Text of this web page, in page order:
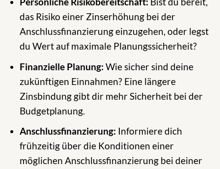
das Risiko einer Zinserhöhung bei der
Anschlussfinanzierung einzugehen, oder legst
du Wert auf maximale Planungssicherheit?
Finanzielle Planung: Wie sicher sind deine
zukünftigen Einnahmen? Eine längere
Zinsbindung gibt dir mehr Sicherheit bei der
Budgetplanung.
Anschlussfinanzierung: Informiere dich
frühzeitig über die Konditionen einer
möglichen Anschlussfinanzierung bei deiner